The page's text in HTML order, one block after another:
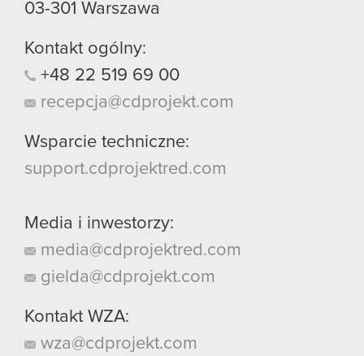
03-301 Warszawa
Kontakt ogólny:
+48 22 519 69 00
recepcja@cdprojekt.com
Wsparcie techniczne:
support.cdprojektred.com
Media i inwestorzy:
media@cdprojektred.com
gielda@cdprojekt.com
Kontakt WZA:
wza@cdprojekt.com